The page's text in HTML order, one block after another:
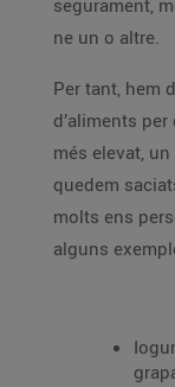
segurament,
ne un o altre.
Per tant, hem
d’aliments
més elevat,
quedem
molts ens
alguns